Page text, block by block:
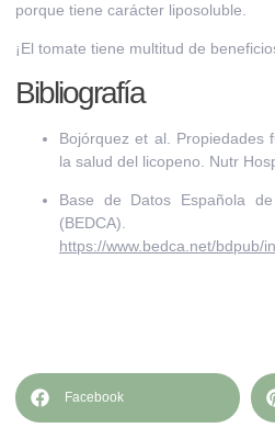
porque tiene carácter liposoluble.
¡El tomate tiene multitud de
Bibliografía
Bojórquez et al. Propiedades
la salud del licopeno. Nutr
Base de Datos Española
(BEDCA).
https://www.bedca.net/bdpub/
Facebook